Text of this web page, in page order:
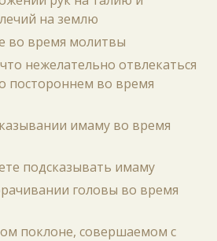
на землю
во время молитвы
нежелательно отвлекаться
постороннем во время
имаму во время
подсказывать имаму
головы во время
поклоне, совершаемом с